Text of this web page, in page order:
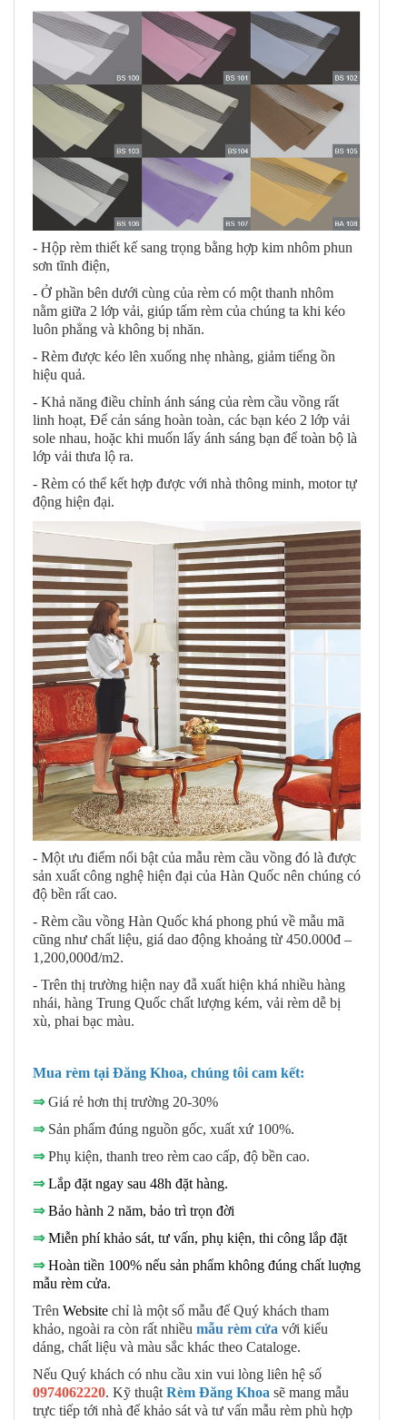
- Hộp rèm thiết kế sang trọng bằng hợp kim nhôm phun
sơn tĩnh điện,
- Ở phần bên dưới cùng của rèm có một thanh nhôm
nằm giữa 2 lớp vải, giúp tấm rèm của chúng ta khi kéo
luôn phẳng và không bị nhăn.
- Rèm được kéo lên xuống nhẹ nhàng, giảm tiếng ồn
hiệu quả.
- Khả năng điều chỉnh ánh sáng của rèm cầu vồng rất
linh hoạt, Để cản sáng hoàn toàn, các bạn kéo 2 lớp vải
sole nhau, hoặc khi muốn lấy ánh sáng bạn để toàn bộ là
lớp vải thưa lộ ra.
- Rèm có thể kết hợp được với nhà thông minh, motor tự
động hiện đại.
- Một ưu điểm nổi bật của mẫu rèm cầu vồng đó là được
sản xuất công nghệ hiện đại của Hàn Quốc nên chúng có
độ bền rất cao.
- Rèm cầu vồng Hàn Quốc khá phong phú về mẫu mã
cũng như chất liệu, giá dao động khoảng từ 450.000đ –
1,200,000đ/m2.
- Trên thị trường hiện nay đẫ xuất hiện khá nhiều hàng
nhái, hàng Trung Quốc chất lượng kém, vải rèm dễ bị
xù, phai bạc màu.
Mua rèm tại Đăng Khoa, chúng tôi cam kết:
⇒Giá rẻ hơn thị trường 20-30%
⇒Sản phẩm đúng nguồn gốc, xuất xứ 100%.
⇒Phụ kiện, thanh treo rèm cao cấp, độ bền cao.
⇒ Lắp đặt ngay sau 48h đặt hàng.
⇒ Bảo hành 2 năm, bảo trì trọn đời
⇒ Miễn phí khảo sát, tư vấn, phụ kiện, thi công lắp đặt
⇒ Hoàn tiền 100% nếu sản phẩm không đúng chất luợng
mẫu rèm cửa.
Trên Website chỉ là một số mẫu để Quý khách tham
khảo, ngoài ra còn rất nhiều mẫu rèm cửa với kiểu
dáng, chất liệu và màu sắc khác theo Cataloge.
Nếu Quý khách có nhu cầu xin vui lòng liên hệ số
0974062220. Kỹ thuật Rèm Đăng Khoa sẽ mang mẫu
trực tiếp tới nhà để khảo sát và tư vấn mẫu rèm phù hợp